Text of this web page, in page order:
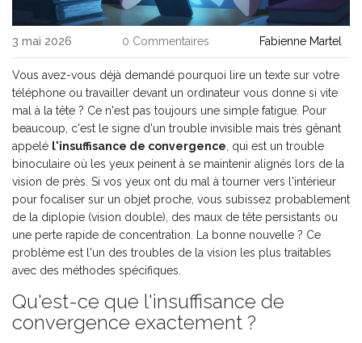
3 mai 2026 0 Commentaires Fabienne Martel
Vous avez-vous déjà demandé pourquoi lire un texte sur votre
téléphone ou travailler devant un ordinateur vous donne si vite
mal à la tête ? Ce n'est pas toujours une simple fatigue. Pour
beaucoup, c'est le signe d'un trouble invisible mais très gênant
appelé l'insuffisance de convergence , qui est un trouble
binoculaire où les yeux peinent à se maintenir alignés lors de la
vision de près Si vos yeux ont du mal à tourner vers l'intérieur
pour focaliser sur un objet proche, vous subissez probablement
de la diplopie (vision double), des maux de tête persistants ou
une perte rapide de concentration. La bonne nouvelle ? Ce
problème est l'un des troubles de la vision les plus traitables
avec des méthodes spécifiques.
Qu'est-ce que l'insuffisance de
convergence exactement ?